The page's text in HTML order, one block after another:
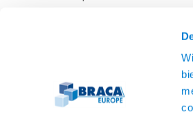
Betaalmethoden en voorwaarden
Privacy policy